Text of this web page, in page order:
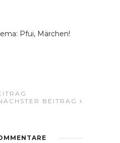
Pfui, Märchen!
BEITRAG